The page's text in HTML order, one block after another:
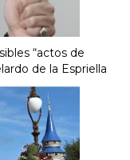
“actos de
de la Espriella